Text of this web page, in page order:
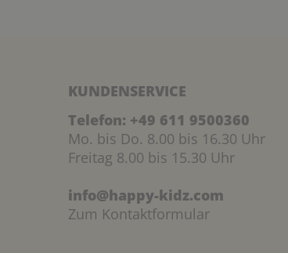
KUNDENSERVICE
Telefon: +49 611 9500360
Mo. bis Do. 8.00 bis 16.30 Uhr
Freitag 8.00 bis 15.30 Uhr
info@happy-kidz.com
Zum Kontaktformular